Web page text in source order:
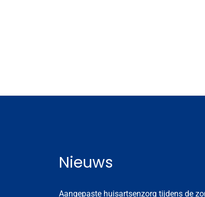
Nieuws
Aangepaste huisartsenzorg tijdens de